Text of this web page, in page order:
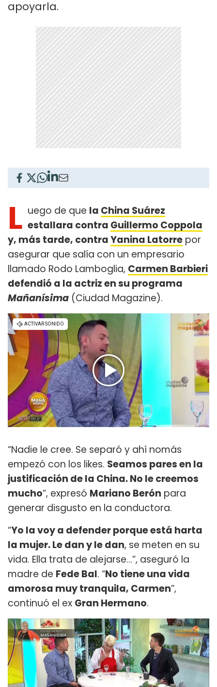
apoyarla.
L uego de que la China Suárez
estallara contra Guillermo Coppola
y, más tarde, contraYanina Latorre por
asegurar que salía con un empresario
llamado Rodo Lamboglia, Carmen Barbieri
defendió a la actriz en su programa
Mañanísima (Ciudad Magazine).
“Nadie le cree. Se separó y ahí nomás
empezó con los likes. Seamos pares en la
justificación de la China. No le creemos
mucho”, expresó Mariano Berón para
generar disgusto en la conductora.
“Yo la voy a defender porque está harta
la mujer. Le dan y le dan, se meten en su
vida. Ella trata de alejarse…”, aseguró la
madre de Fede Bal. “No tiene una vida
amorosa muy tranquila, Carmen”,
continuó el ex Gran Hermano.